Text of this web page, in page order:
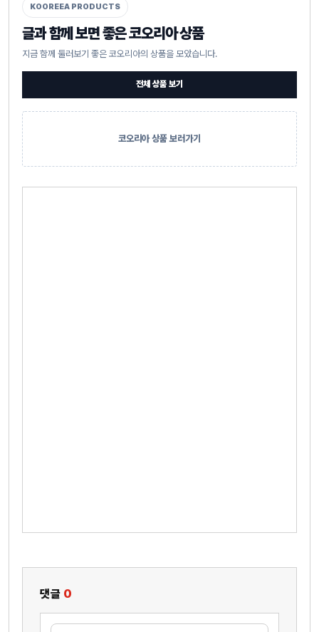
KOOREEA PRODUCTS
글과 함께 보면 좋은 코오리아 상품
지금 함께 둘러보기 좋은 코오리아의 상품을 모았습니다.
전체 상품 보기
코오리아 상품 보러가기
댓글 0